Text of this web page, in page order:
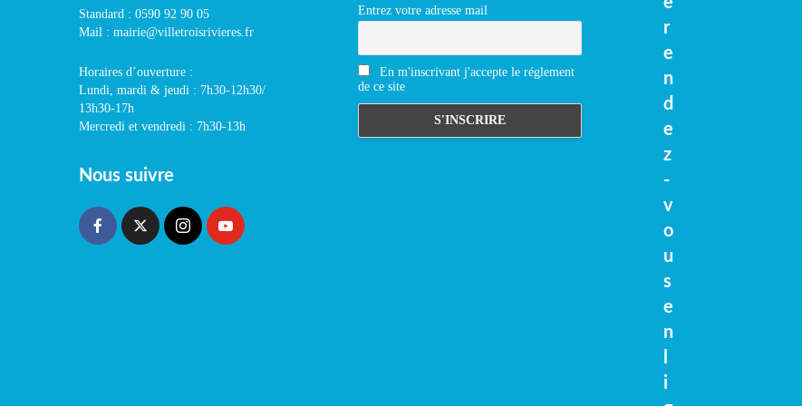
Standard : 0590 92 90 05
Mail : mairie@villetroisrivieres.fr
Horaires d’ouverture :
Lundi, mardi & jeudi : 7h30-12h30/
13h30-17h
Mercredi et vendredi : 7h30-13h
Nous suivre
Entrez votre adresse mail
En m'inscrivant j'accepte le réglement
de ce site
r
e
n
d
e
z
-
v
o
u
s
e
n
i